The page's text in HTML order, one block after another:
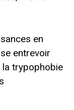
en
entrevoir
trypophobie